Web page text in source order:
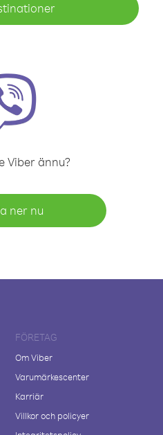
Viber ännu?
ner nu
FÖRETAG
Om Viber
Varumärkescenter
Karriär
Villkor och policyer